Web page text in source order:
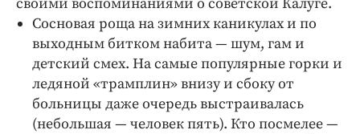
Сосновая роща на зимних каникулах и по
выходным битком набита — шум, гам и
детский смех. На самые популярные горки и
ледяной «трамплин» внизу и сбоку от
больницы даже очередь выстраивалась
(небольшая — человек пять). Кто посмелее —